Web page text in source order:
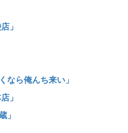
」
なら俺んち来い」
」
」